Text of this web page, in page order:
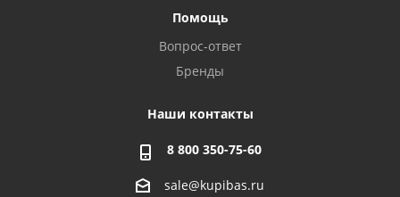
Помощь
Вопрос-ответ
Бренды
Наши контакты
8 800 350-75-60
sale@kupibas.ru